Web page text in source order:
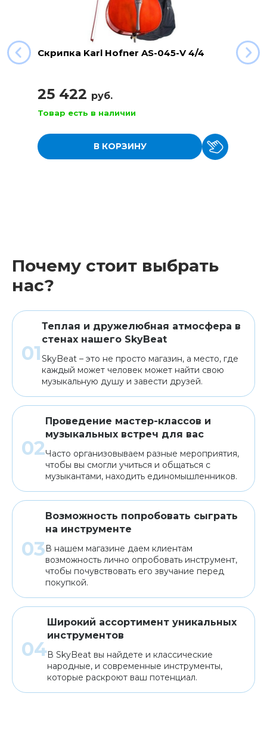
Скрипка Karl Hofner AS-045-V 4/4
25 422 руб.
Товар есть в наличии
В КОРЗИНУ
Почему стоит выбрать
нас?
Теплая и дружелюбная атмосфера в
стенах нашего SkyBeat
SkyBeat – это не просто магазин, а место, где
каждый может человек может найти свою
музыкальную душу и завести друзей.
Проведение мастер-классов и
музыкальных встреч для вас
Часто организовываем разные мероприятия,
чтобы вы смогли учиться и общаться с
музыкантами, находить единомышленников.
Возможность попробовать сыграть
на инструменте
В нашем магазине даем клиентам
возможность лично опробовать инструмент,
чтобы почувствовать его звучание перед
покупкой.
Широкий ассортимент уникальных
инструментов
В SkyBeat вы найдете и классические
народные, и современные инструменты,
которые раскроют ваш потенциал.